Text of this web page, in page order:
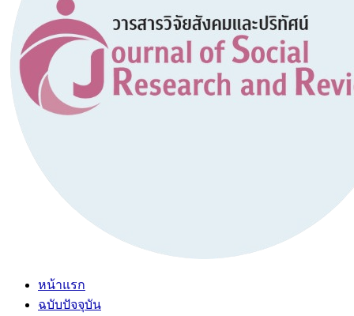
หน้าแรก
ฉบับปัจจุบัน